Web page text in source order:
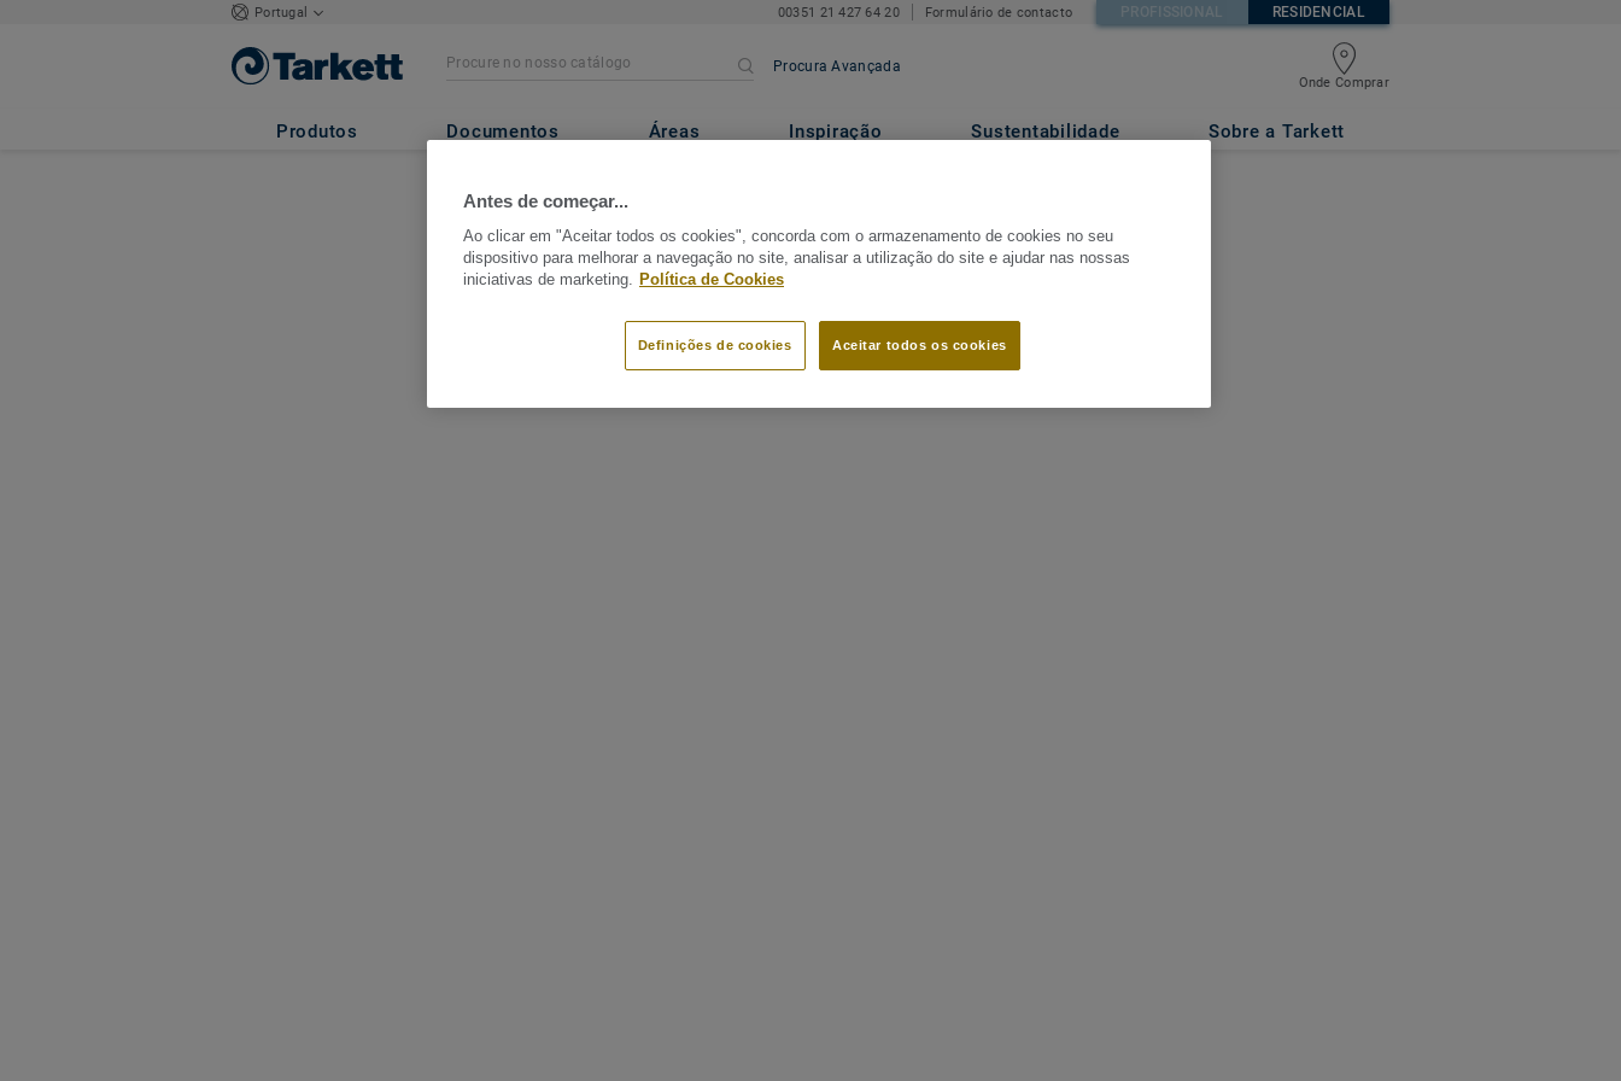
Portugal 00351 21 427 64 20 Formulário de contacto PROFISSIONAL RESIDENCIAL
Procura Avançada
Onde Comprar
Produtos Documentos Áreas Inspiração Sustentabilidade Sobre a Tarkett
Antes de começar...
Ao clicar em "Aceitar todos os cookies", concorda com o armazenamento de cookies no seu
dispositivo para melhorar a navegação no site, analisar a utilização do site e ajudar nas nossas
iniciativas de marketing. Política de Cookies
Aceitar todos os cookies
Definições de cookies